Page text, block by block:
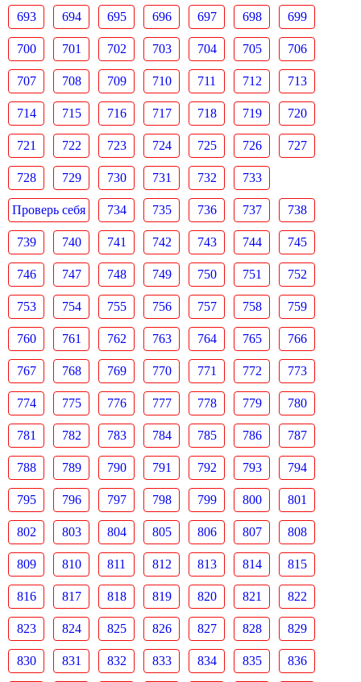
693 694 695 696 697 698 699
700 701 702 703 704 705 706
707 708 709 710 711 712 713
714 715 716 717 718 719 720
721 722 723 724 725 726 727
728 729 730 731 732 733
Проверь себя 734 735 736 737 738
739 740 741 742 743 744 745
746 747 748 749 750 751 752
753 754 755 756 757 758 759
760 761 762 763 764 765 766
767 768 769 770 771 772 773
774 775 776 777 778 779 780
781 782 783 784 785 786 787
788 789 790 791 792 793 794
795 796 797 798 799 800 801
802 803 804 805 806 807 808
809 810 811 812 813 814 815
816 817 818 819 820 821 822
823 824 825 826 827 828 829
830 831 832 833 834 835 836